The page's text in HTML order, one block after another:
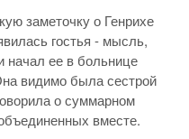
заметочку о Генрихе
гостья - мысль,
начал ее в больнице
видимо была сестрой
о суммарном
вместе.